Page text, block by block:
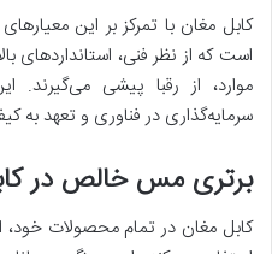
کابل مغان با تمرکز بر این
است که از نظر فنی، استانداردهای
موارد، از رقبا پیشی می‌گیرند.
سرمایه‌گذاری در فناوری و تعهد به
برتری مس خالص در